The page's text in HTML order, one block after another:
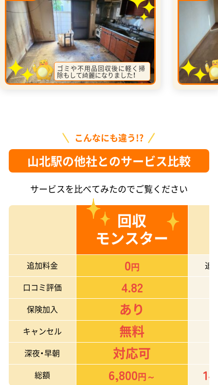
ゴミや不用品回収後に軽く掃
除もして綺麗になりました！
こんなにも違う!?
山北駅の他社とのサービス比較
サービスを比べてみたのでご覧ください
回収
モンスター
追加料金 0円
追
口コミ評価
4.82
保険加入 あり
キャンセル 無料
深夜・早朝 対応可
総額
6,800円～